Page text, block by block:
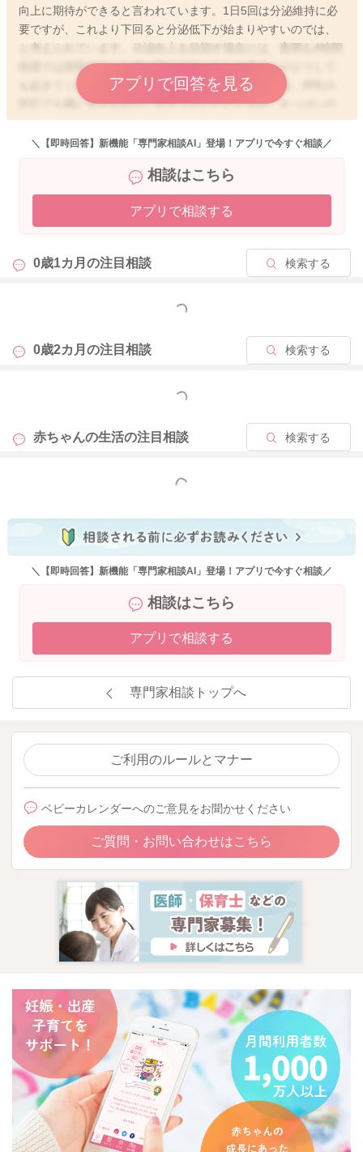
向上に期待ができると言われています。1日5回は分泌維持に必
要ですが、これより下回ると分泌低下が始まりやすいのでは、
と考えられています。分泌向上を目指す場合には、夜間も4時間
程度では授乳なさった方が安心です。もしお子さんがどうして
も起きてくれず、直接飲ませることが難しい場合には、搾乳の
対応でも構いませんので、なさっていただく方が、おっぱいの
分泌維持にはいいかもしれませんね。
アプリで回答を見る
2025/11/4 5:20
＼【即時回答】新機能「専門家相談AI」登場！アプリで今すぐ相談／
相談はこちら
アプリで相談する
0歳1カ月の注目相談 検索する
もっと見る
0歳2カ月の注目相談 検索する
もっと見る
赤ちゃんの生活の注目相談 検索する
もっと見る
＼【即時回答】新機能「専門家相談AI」登場！アプリで今すぐ相談／
相談はこちら
アプリで相談する
専門家相談トップへ
ご利用のルールとマナー
ベビーカレンダーへのご意見をお聞かせください
ご質問・お問い合わせはこちら